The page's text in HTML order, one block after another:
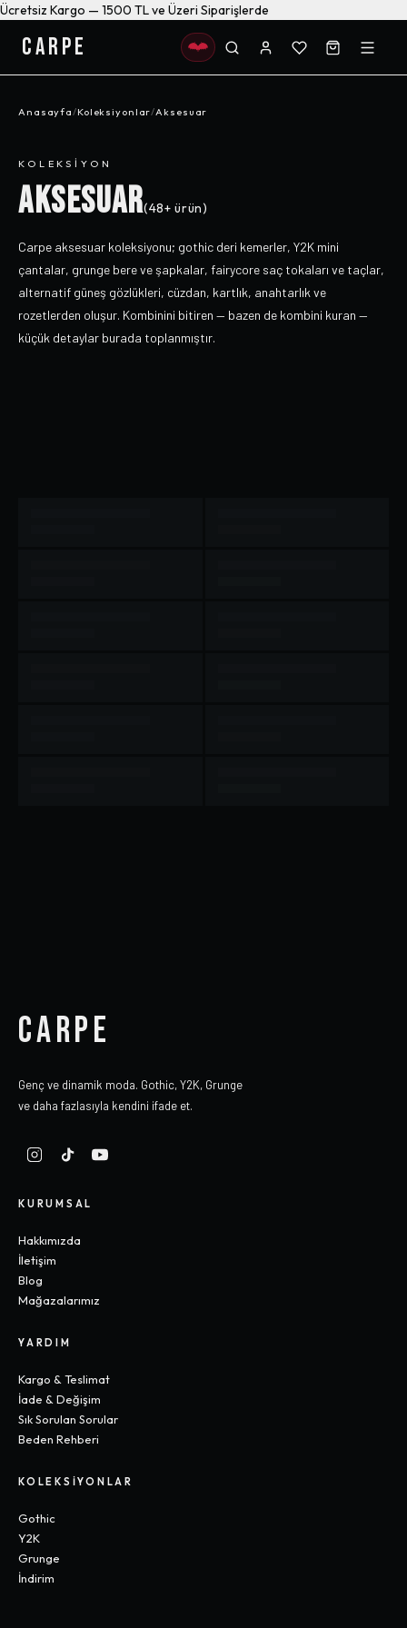
Ücretsiz Kargo — 1500 TL ve Üzeri Siparişlerde
CARPE
Anasayfa/Koleksiyonlar/Aksesuar
KOLEKSIYON
AKSESUAR(48+ ürün)
Carpe aksesuar koleksiyonu; gothic deri kemerler, Y2K mini
çantalar, grunge bere ve şapkalar, fairycore saç tokaları ve taçlar,
alternatif güneş gözlükleri, cüzdan, kartlık, anahtarlık ve
rozetlerden oluşur. Kombinini bitiren — bazen de kombini kuran —
küçük detaylar burada toplanmıştır.
CARPE
Genç ve dinamik moda. Gothic, Y2K, Grunge
ve daha fazlasıyla kendini ifade et.
KURUMSAL
Hakkımızda
İletişim
Blog
Mağazalarımız
YARDIM
Kargo & Teslimat
İade & Değişim
Sık Sorulan Sorular
Beden Rehberi
KOLEKSIYONLAR
Gothic
Y2K
Grunge
İndirim